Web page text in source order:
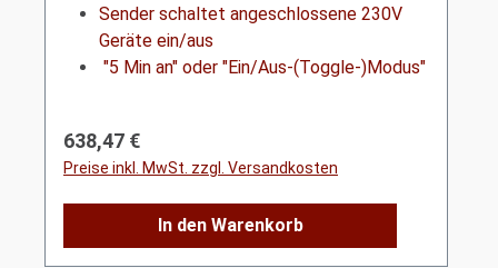
Sender schaltet angeschlossene 230V
Geräte ein/aus
"5 Min an" oder "Ein/Aus-(Toggle-)Modus"
Regulärer Preis:
638,47 €
Preise inkl. MwSt. zzgl. Versandkosten
In den Warenkorb